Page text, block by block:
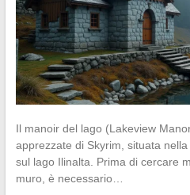
Il manoir del lago (Lakeview
apprezzate di Skyrim, situata
sul lago Ilinalta. Prima di cercare
muro, è necessario…